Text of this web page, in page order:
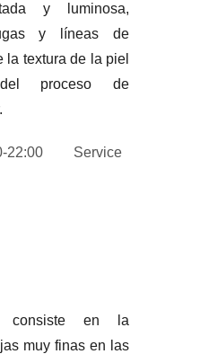
y luminosa,
y líneas de
la textura de la piel
proceso de
22:00
Service
consiste en la
muy finas en las